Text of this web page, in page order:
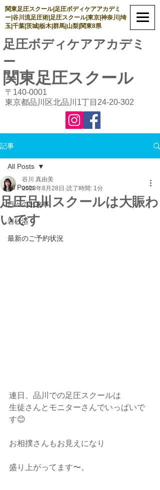
関東足圧スクール|足圧ボディケアアカデミ
ー|谷川流足圧術|足圧スクール|東京|神奈川|埼
玉|千葉|茨城|栃木|群馬|山梨|関東8県
足圧ボディケアアカデミ
ー
関東足圧スクール
〒140-0001
東京都品川区北品川1丁目24-20-302
記事
All Posts
日々の出来事
岩砂浴
最新のご予約状況
All Posts
足圧品川スクールは大賑わ
いです
谷川 真由美
2023年8月28日 読了時間: 1分
連日、品川での足圧スクールは
生徒さんとモニターさんでいっぱいで
す😊
お相撲さんもお見えになり
盛り上がってます〜。